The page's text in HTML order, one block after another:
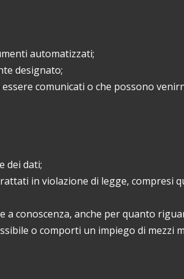
automatizzati;
designato;
comunicati o che possono
dei dati;
in violazione di legge, compresi
conoscenza, anche per quanto
o comporti un impiego di